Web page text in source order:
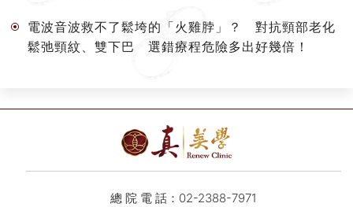
電波音波救不了鬆垮的「火雞脖」？ 對抗頸部老化
鬆弛頸紋、雙下巴 選錯療程危險多出好幾倍！
總 院 電 話： 02-2388-7971